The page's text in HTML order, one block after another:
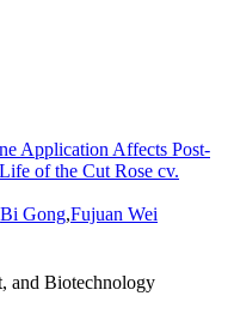
Application Affects Post-
of the Cut Rose cv.
Bi Gong,Fujuan Wei
and Biotechnology